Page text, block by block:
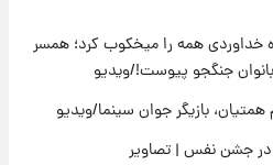
«مرد سه هزار چهره» مشخص شد
خداوردی همه را میخکوب کرد؛ همسر
جنگجو پیوست!/ویدیو
بازیگر جوان سینما/ویدیو
در جشن نفس | تصاویر